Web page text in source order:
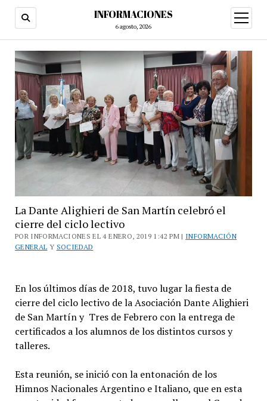
INFORMACIONES
6 agosto, 2026
abrir
menú
La Dante Alighieri de San Martín celebró el
cierre del ciclo lectivo
POR INFORMACIONES EL 4 ENERO, 2019 1:42 PM | INFORMACIÓN
GENERAL Y SOCIEDAD
En los últimos días de 2018, tuvo lugar la fiesta de
cierre del ciclo lectivo de la Asociación Dante Alighieri
de San Martín y Tres de Febrero con la entrega de
certificados a los alumnos de los distintos cursos y
talleres.
Esta reunión, se inició con la entonación de los
Himnos Nacionales Argentino e Italiano, que en esta